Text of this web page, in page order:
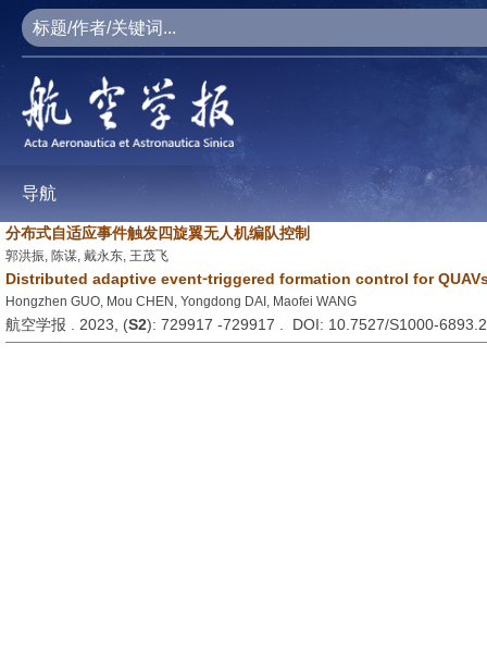
导航
分布式自适应事件触发四旋翼无人机编队控制
郭洪振, 陈谋, 戴永东, 王茂飞
Distributed adaptive event⁃triggered formation control for
Hongzhen GUO, Mou CHEN, Yongdong DAI, Maofei WANG
航空学报 . 2023, (S2): 729917 -729917 . DOI: 10.7527/S1000-